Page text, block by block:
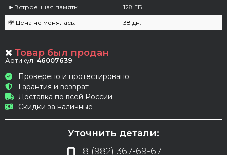
►Встроенная память: 128 ГБ
💸 Цена не менялась: 38 дн.
Товар был продан
Артикул: 46007639
Проверено и протестировано
Гарантия и возврат
Доставка по всей России
Скидки за наличные
Уточнить детали:
8 (982) 367-69-67